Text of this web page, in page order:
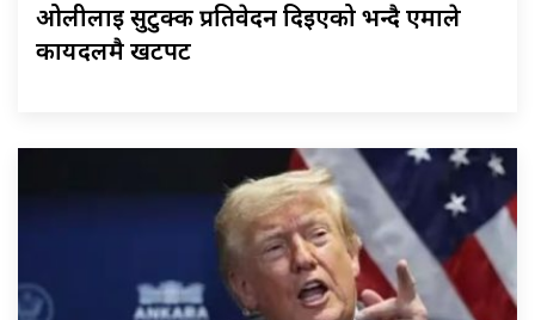
ओलीलाई सुटुक्क प्रतिवेदन दिइएको भन्दै एमाले
कार्यदलमै खटपट